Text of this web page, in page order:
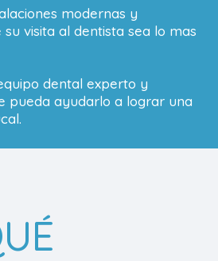
modernas y
visita al dentista sea lo mas
dental experto y
pueda ayudarlo a lograr una